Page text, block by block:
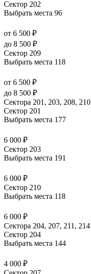
Сектор 202
Выбрать места 96
от 6 500 ₽
до 8 500 ₽
Сектор 209
Выбрать места 118
от 6 500 ₽
до 8 500 ₽
Сектора 201, 203, 208, 210
Сектор 201
Выбрать места 177
6 000 ₽
Сектор 203
Выбрать места 191
6 000 ₽
Сектор 210
Выбрать места 118
6 000 ₽
Сектора 204, 207, 211, 214
Сектор 204
Выбрать места 144
4 000 ₽